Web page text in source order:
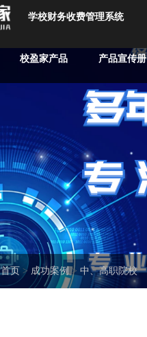
学校财务收费管理系统
校盈家产品 产品宣传册
首页 > 成功案例 > 中、高职院校